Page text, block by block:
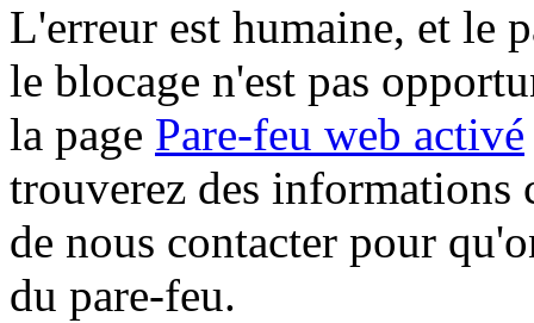
L'erreur est humaine, et le
le blocage n'est pas
la page Pare-feu web activé
trouverez des informations
de nous contacter pour
du pare-feu.